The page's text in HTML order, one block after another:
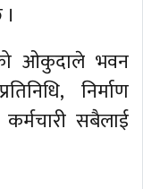
ओकुदाले भवन
निर्माण
सबैलाई